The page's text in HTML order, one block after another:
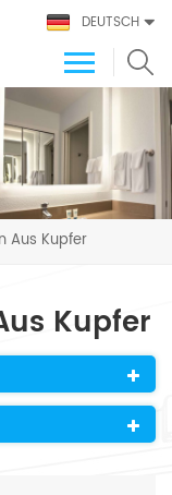
DEUTSCH
Aus Kupfer
Kupfer